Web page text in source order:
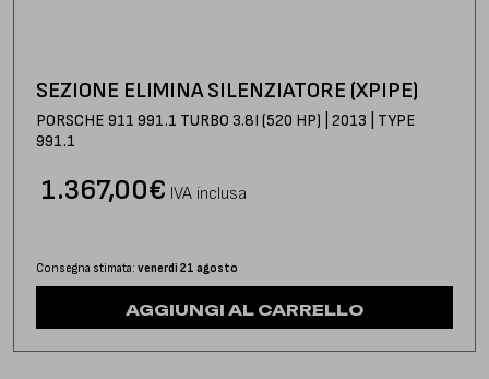
SEZIONE ELIMINA SILENZIATORE (XPIPE)
PORSCHE 911 991.1 TURBO 3.8I (520 HP) | 2013 | TYPE
991.1
€
1.367,00 IVA inclusa
Consegna stimata: venerdì 21 agosto
AGGIUNGI AL CARRELLO